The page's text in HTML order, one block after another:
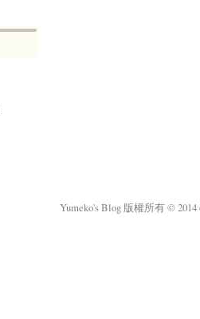
Yumeko's Blog 版權所有 ©